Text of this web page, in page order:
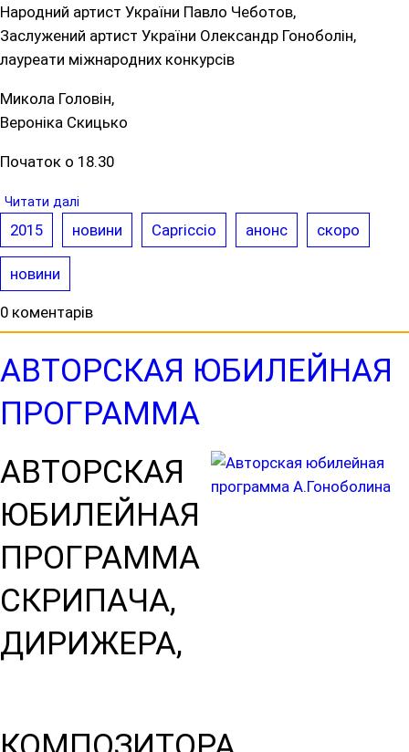
Народний артист України Павло Чеботов,
Заслужений артист України Олександр Гоноболін,
лауреати міжнародних конкурсів
Микола Головін,
Вероніка Скицько
Початок о 18.30
Читати далі
2015 новини Capriccio анонс скоро
новини
0 коментарів
АВТОРСКАЯ ЮБИЛЕЙНАЯ
ПРОГРАММА
АВТОРСКАЯ
ЮБИЛЕЙНАЯ
ПРОГРАММА
СКРИПАЧА,
ДИРИЖЕРА,